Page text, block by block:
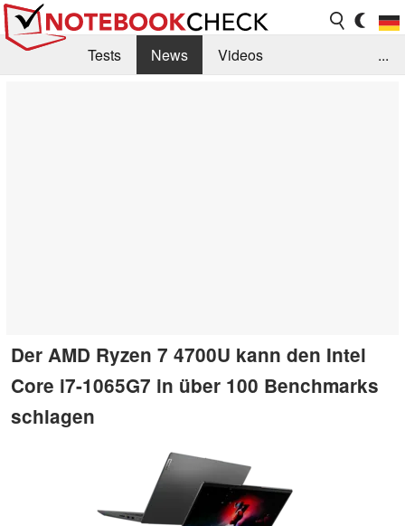
Tests News
Videos
...
Der AMD Ryzen 7 4700U kann den Intel
Core i7-1065G7 in über 100 Benchmarks
schlagen